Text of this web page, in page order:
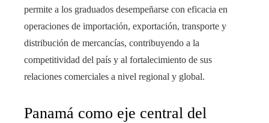
permite a los graduados desempeñarse con eficacia en
operaciones de importación, exportación, transporte y
distribución de mercancías, contribuyendo a la
competitividad del país y al fortalecimiento de sus
relaciones comerciales a nivel regional y global.
Panamá como eje central del